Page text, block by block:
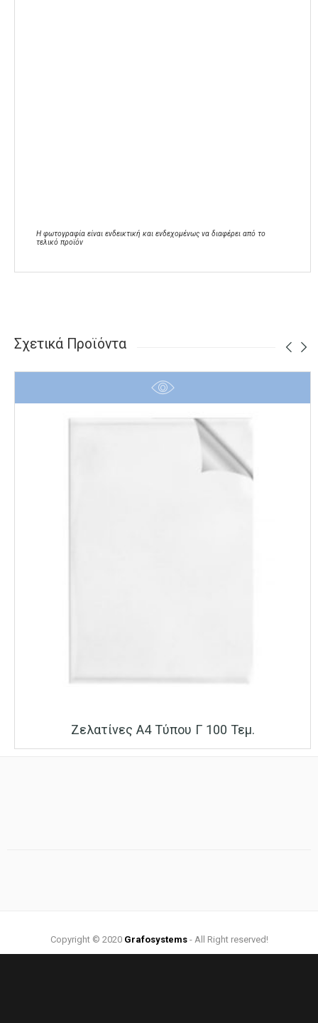
Η φωτογραφία είναι ενδεικτική και ενδεχομένως να διαφέρει από το
τελικό προϊόν
Σχετικά Προϊόντα
Ζελατίνες Α4 Τύπου Γ 100 Τεμ.
Copyright © 2020 Grafosystems- All Right reserved!